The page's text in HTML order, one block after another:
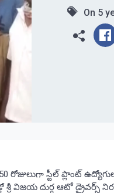
On 5
స్టీల్ ప్లాంట్
శ్రీ విజయ దుర్గ ఆటో డ్రైవర్స్